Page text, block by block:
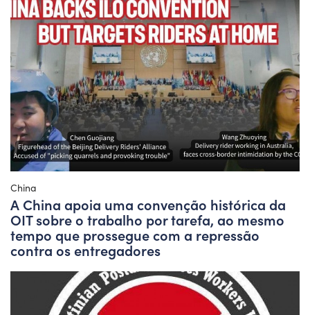
China
A China apoia uma convenção histórica da
OIT sobre o trabalho por tarefa, ao mesmo
tempo que prossegue com a repressão
contra os entregadores